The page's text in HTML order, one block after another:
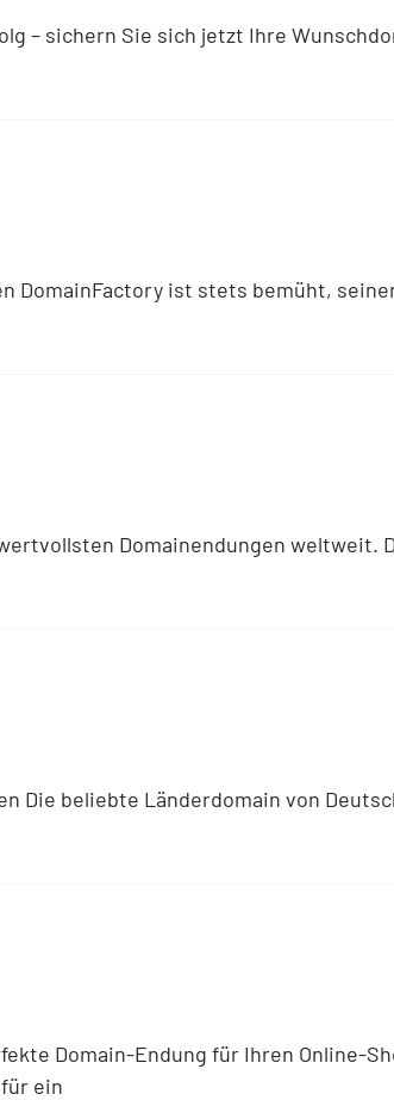
– sichern Sie sich jetzt Ihre
DomainFactory ist stets bemüht,
Domainendungen weltweit.
Die beliebte Länderdomain von
Domain-Endung für Ihren Online-
ein